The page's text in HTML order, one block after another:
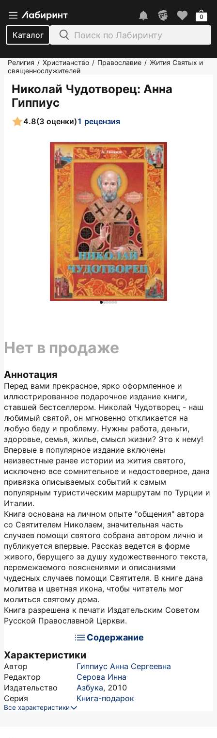
Каталог
0
Религия / Христианство / Православие / Жития Святых и
священнослужителей
Николай Чудотворец: Анна
Гиппиус
4.8(3 оценки)1 рецензия
Аннотация
Перед вами прекрасное, ярко оформленное и
иллюстрированное подарочное издание книги,
ставшей бестселлером. Николай Чудотворец - наш
любимый святой, он мгновенно откликается на
любую беду и проблему. Нужны работа, деньги,
здоровье, семья, жилье, смысл жизни? Это к нему!
Впервые в популярное издание включены
неизвестные ранее истории из жития святого,
исключено все сомнительное и недостоверное, дана
привязка описываемых событий к самым
популярным туристическим маршрутам по Турции и
Италии.
Книга основана на личном опыте "общения" автора
со Святителем Николаем, значительная часть
случаев помощи святого собрана автором лично и
публикуется впервые. Рассказ ведется в форме
живого, берущего за душу художественного текста,
перемежаемого пояснениями и описаниями
чудесных случаев помощи Святителя. В книге дана
молитва и цветная икона, чтобы читатель мог
молиться святому дома.
Книга разрешена к печати Издательским Советом
Русской Православной Церкви.
Содержание
Характеристики
Автор
Гиппиус Анна Сергеевна
Редактор
Серова Инна
Издательство
Азбука, 2010
Серия
Книга-подарок
Все характеристики
Нет в продаже